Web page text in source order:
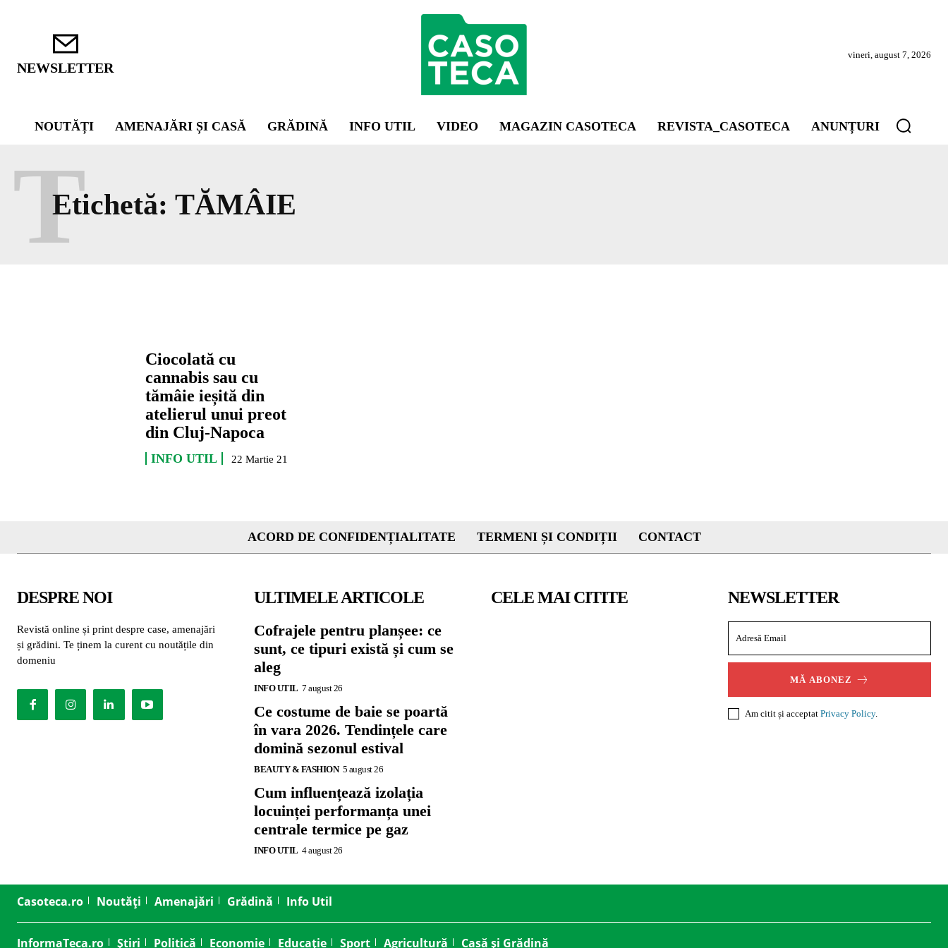
NEWSLETTER
vineri, august 7, 2026
NOUTĂȚI AMENAJĂRI ȘI CASĂ GRĂDINĂ INFO UTIL VIDEO MAGAZIN CASOTECA REVISTA_CASOTECA ANUNȚURI
Etichetă: TĂMÂIE
T
Ciocolată cu
cannabis sau cu
tămâie ieșită din
atelierul unui preot
din Cluj-Napoca
INFO UTIL 22 Martie 21
ACORD DE CONFIDENȚIALITATE TERMENI ȘI CONDIȚII CONTACT
DESPRE NOI
Revistă online și print despre case, amenajări
și grădini. Te ținem la curent cu noutățile din
domeniu
ULTIMELE ARTICOLE
Cofrajele pentru planșee: ce
sunt, ce tipuri există și cum se
aleg
INFO UTIL 7 august 26
Ce costume de baie se poartă
în vara 2026. Tendințele care
domină sezonul estival
BEAUTY & FASHION 5 august 26
Cum influențează izolația
locuinței performanța unei
centrale termice pe gaz
INFO UTIL 4 august 26
CELE MAI CITITE NEWSLETTER
MĂ ABONEZ
Am citit și acceptat Privacy Policy.
Casoteca.ro Noutăți Amenajări Grădină Info Util
InformaTeca.ro Știri Politică Economie Educație Sport Agricultură Casă și Grădină